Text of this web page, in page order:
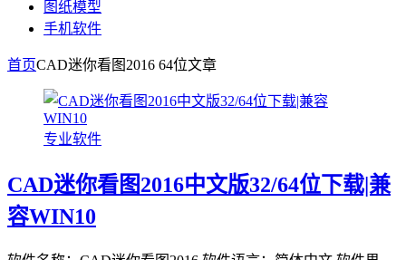
图纸模型
手机软件
首页CAD迷你看图2016 64位文章
专业软件
CAD迷你看图2016中文版32/64位下载|兼
容WIN10